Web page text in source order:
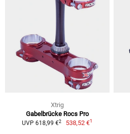
Xtrig
Gabelbrücke Rocs Pro
UVP 618,99 €2 538,52 €1